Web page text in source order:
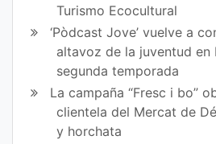
Turismo Ecocultural
‘Pòdcast Jove’ vuelve a
altavoz de la juventud en
segunda temporada
La campaña “Fresc i bo”
clientela del Mercat de
y horchata